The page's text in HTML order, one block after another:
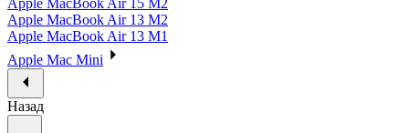
Apple MacBook Air 15 M2
Apple MacBook Air 13 M2
Apple MacBook Air 13 M1
Apple Mac Mini
Назад